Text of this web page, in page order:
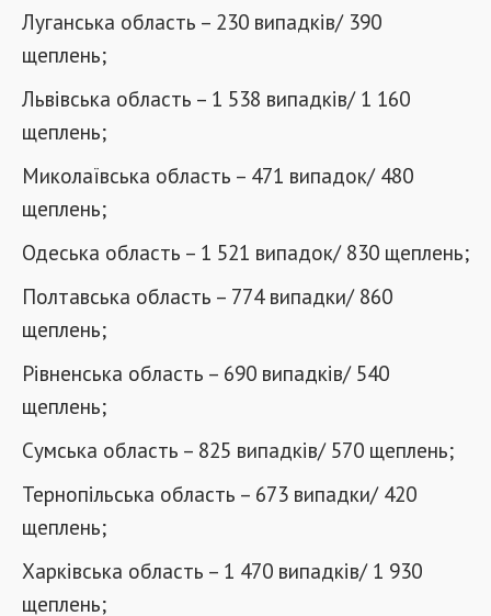
Луганська область – 230 випадків/ 390
щеплень;
Львівська область – 1 538 випадків/ 1 160
щеплень;
Миколаївська область – 471 випадок/ 480
щеплень;
Одеська область – 1 521 випадок/ 830 щеплень;
Полтавська область – 774 випадки/ 860
щеплень;
Рівненська область – 690 випадків/ 540
щеплень;
Сумська область – 825 випадків/ 570 щеплень;
Тернопільська область – 673 випадки/ 420
щеплень;
Харківська область – 1 470 випадків/ 1 930
щеплень;